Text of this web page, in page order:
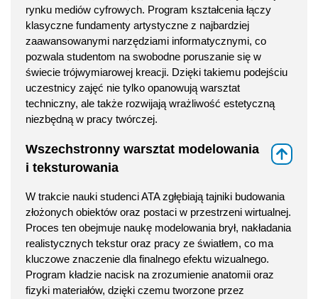
rynku mediów cyfrowych. Program kształcenia łączy
klasyczne fundamenty artystyczne z najbardziej
zaawansowanymi narzędziami informatycznymi, co
pozwala studentom na swobodne poruszanie się w
świecie trójwymiarowej kreacji. Dzięki takiemu podejściu
uczestnicy zajęć nie tylko opanowują warsztat
techniczny, ale także rozwijają wrażliwość estetyczną
niezbędną w pracy twórczej.
Wszechstronny warsztat modelowania
i teksturowania
W trakcie nauki studenci ATA zgłębiają tajniki budowania
złożonych obiektów oraz postaci w przestrzeni wirtualnej.
Proces ten obejmuje naukę modelowania brył, nakładania
realistycznych tekstur oraz pracy ze światłem, co ma
kluczowe znaczenie dla finalnego efektu wizualnego.
Program kładzie nacisk na zrozumienie anatomii oraz
fizyki materiałów, dzięki czemu tworzone przez